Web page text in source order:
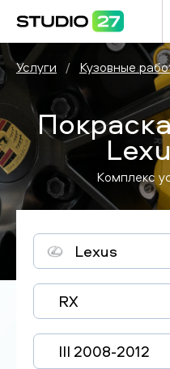
Услуги / Кузовные
Комплекс
Lexus
RX
III 2008-2012